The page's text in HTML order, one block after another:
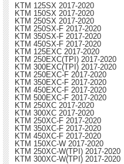
KTM 125SX 2017-2020
KTM 150SX 2017-2020
KTM 250SX 2017-2020
KTM 250SX-F 2017-2020
KTM 350SX-F 2017-2020
KTM 450SX-F 2017-2020
KTM 125EXC 2017-2020
KTM 250EXC(TPI) 2017-2020
KTM 300EXC(TPI) 2017-2020
KTM 250EXC-F 2017-2020
KTM 350EXC-F 2017-2020
KTM 450EXC-F 2017-2020
KTM 500EXC-F 2017-2020
KTM 250XC 2017-2020
KTM 300XC 2017-2020
KTM 250XC-F 2017-2020
KTM 350XC-F 2017-2020
KTM 450XC-F 2017-2020
KTM 150XC-W 2017-2020
KTM 250XC-W(TPI) 2017-2020
KTM 300XC-W(TPI) 2017-2020